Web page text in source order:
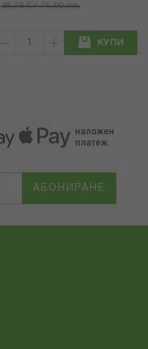
36,76 € / 71.90 лв.
КУПИ
АБОНИРАНЕ